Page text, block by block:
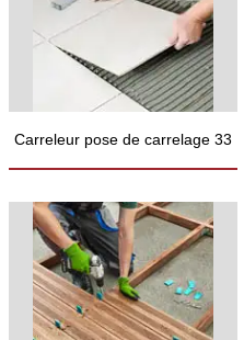
Carreleur pose de carrelage 33